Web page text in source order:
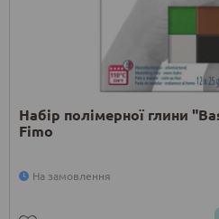
Набір полімерної глини
Fimo
На замовлення